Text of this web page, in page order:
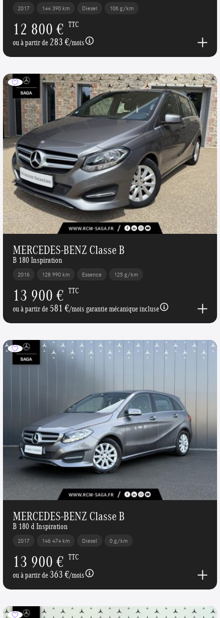
2017 144 390 km Diesel 106 g/km
12 800 € TTC
ou à partir de283 €/mois
MERCEDES-BENZ Classe B
B 180 Inspiration
2016 128 990 km Essence 125 g/km
13 900 € TTC
ou à partir de581 €/mois garantie mécanique incluse
MERCEDES-BENZ Classe B
B 180 d Inspiration
2017 146 474 km Diesel 0 g/km
13 900 € TTC
ou à partir de363 €/mois